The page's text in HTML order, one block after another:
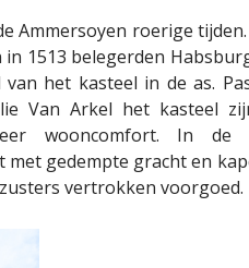
Ammersoyen roerige
in 1513 belegerden
het kasteel in de as.
Van Arkel het kasteel
wooncomfort. In de
gedempte gracht en
vertrokken voorgoed.